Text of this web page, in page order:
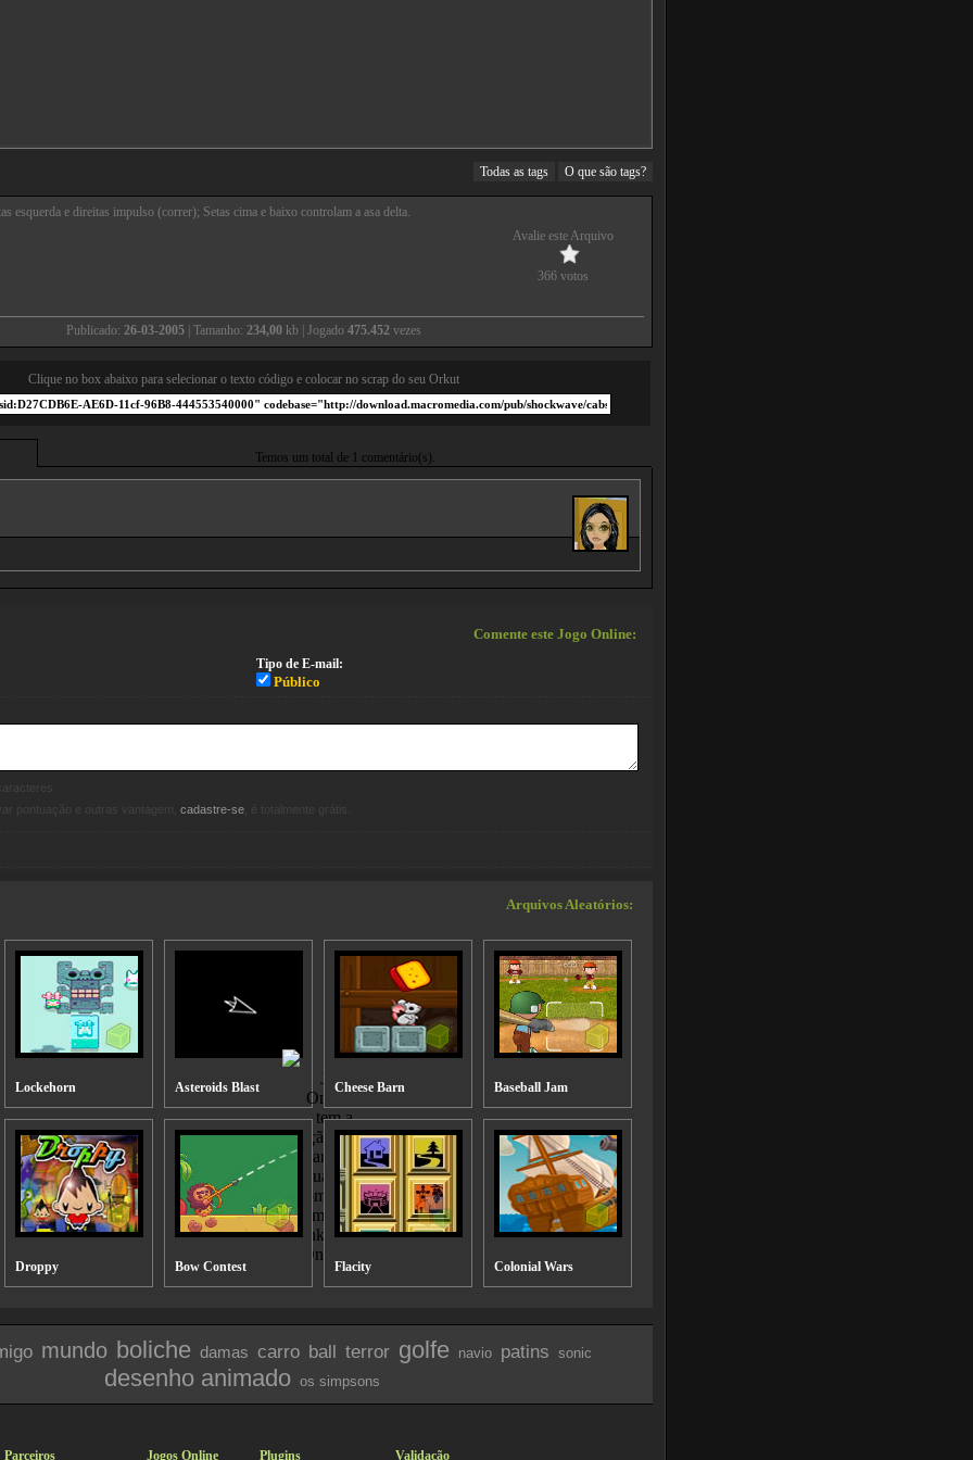
Todas as tags O que são tags?
esquerda e direitas impulso (correr); Setas cima e baixo controlam a asa delta.
Avalie este Arquivo
366 votos
Publicado: 26-03-2005 | Tamanho: 234,00 kb | Jogado 475.452 vezes
Clique no box abaixo para selecionar o texto código e colocar no scrap do seu Orkut
Temos um total de 1 comentário(s).
Comente este Jogo Online:
Tipo de E-mail:
Público
cadastre-se
Arquivos Aleatórios:
Lockehorn Asteroids Blast Cheese Barn Baseball Jam
Droppy Bow Contest Flacity Colonial Wars
mundo boliche damas carro ball terror golfe navio patins sonic
desenho animado os simpsons
Parceiros Jogos Online Plugins Validação